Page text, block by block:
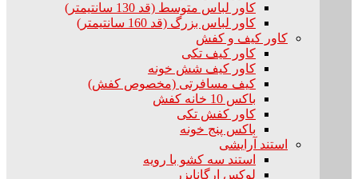
کاور لباس متوسط (قد 130 سانتیمتر)
کاور لباس بزرگ (قد 160 سانتیمتر)
کاور کیف و کفش
کاور کیف تکی
کاور کیف شش خونه
کیف مسافرتی (مخصوص کفش)
باکس 10 خانه کفش
کاور کفش تکی
باکس پنج خونه
استند آرایشی
استند سه کشو با رویه
لوکس ارگانایزر